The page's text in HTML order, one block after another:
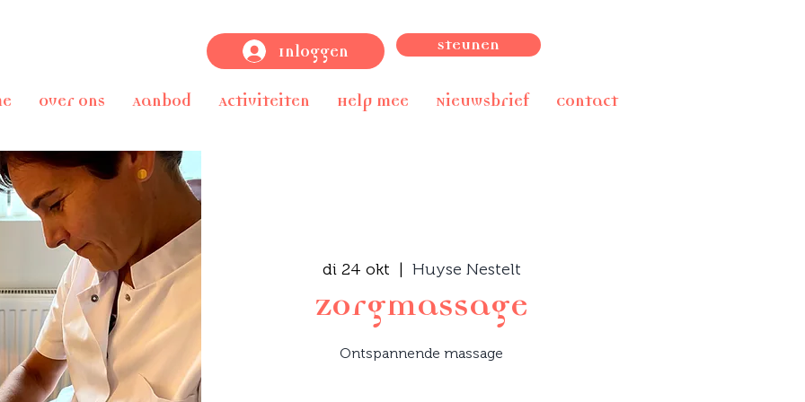
Inloggen Steunen
Over ons Aanbod Activiteiten Help mee Nieuwsbrief Contact
di 24 okt
  |
Huyse Nestelt
Zorgmassage
Ontspannende massage